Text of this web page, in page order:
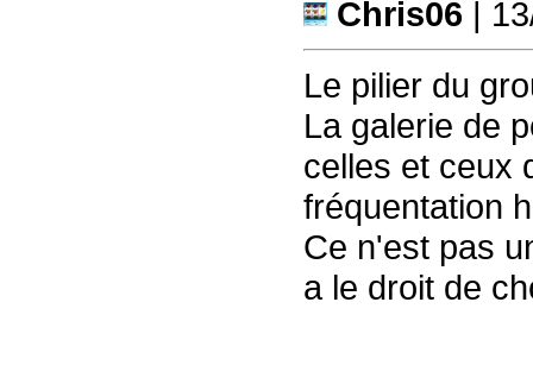
Chris06 |
Le pilier du
La galerie de
celles et ceux
fréquentation
Ce n'est pas
a le droit de